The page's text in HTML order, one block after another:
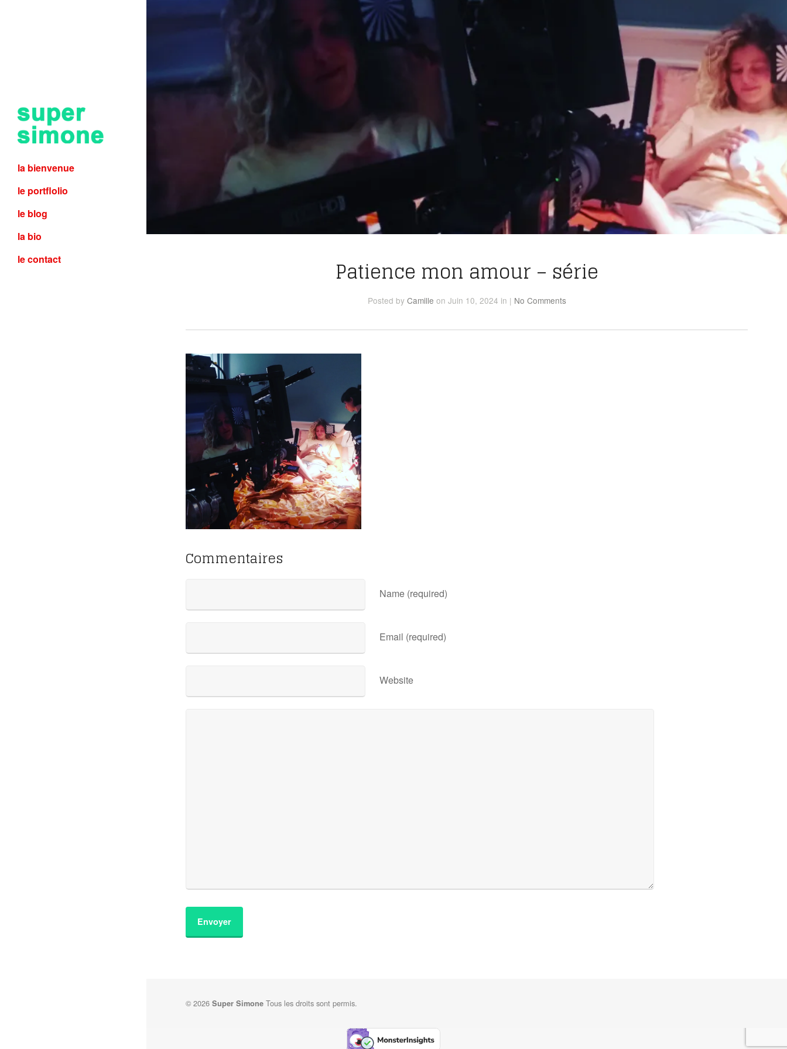
la bienvenue
le portflolio
le blog
la bio
le contact
Patience mon amour – série
Posted by Camille on Juin 10, 2024 in | No Comments
Commentaires
Name (required)
Email (required)
Website
© 2026 Super Simone Tous les droits sont permis.